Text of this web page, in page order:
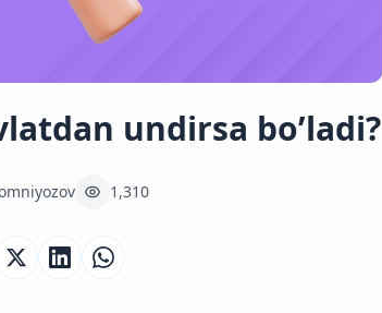
undirsa bo’ladi?
1,310